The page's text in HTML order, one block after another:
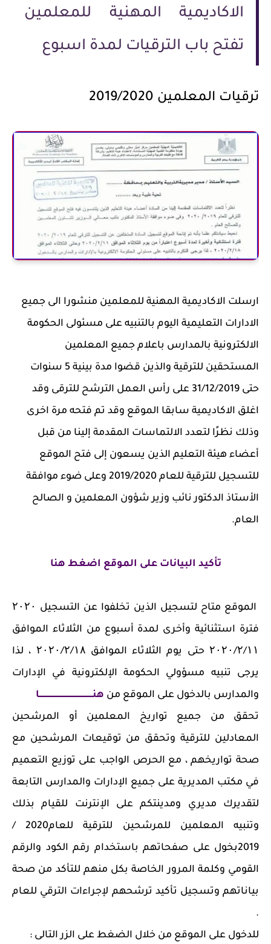
الاكاديمية المهنية للمعلمين
تفتح باب الترقيات لمدة اسبوع
ترقيات المعلمين 2019/2020
ارسلت الاكاديمية المهنية للمعلمين منشورا الى جميع
الادارات التعليمية اليوم بالتنبيه على مسئولى الحكومة
الالكترونية بالمدارس باعلام جميع المعلمين
المستحقين للترقية والذين قضوا مدة بينية 5 سنوات
حتى 31/12/2019 على رأس العمل الترشح للترقى وقد
اغلق الاكاديمية سابقا الموقع وقد تم فتحه مرة اخرى
وذلك نظرًا لتعدد الالتماسات المقدمة إلينا من قبل
أعضاء هيئة التعليم الذين يسعون إلى فتح الموقع
للتسجيل للترقية للعام 2019/2020 وعلى ضوء موافقة
الأستاذ الدكتور نائب وزير شؤون المعلمين و الصالح
العام.
تأكيد البيانات على الموقع اضغط هنا
الموقع متاح لتسجيل الذين تخلفوا عن التسجيل ۲۰۲۰
فترة استثنائية وأخرى لمدة أسبوع من الثلاثاء الموافق
۲۰۲۰/۲/۱۱ حتى يوم الثلاثاء الموافق ۲۰۲۰/۲/۱۸ ، لذا
يرجى تنبيه مسؤولي الحكومة الإلكترونية في الإدارات
والمدارس بالدخول على الموقع من هنــــــــــــــــــــــــــــــــــــــــــــا
تحقق من جميع تواريخ المعلمين أو المرشحين
المعادلين للترقية وتحقق من توقيعات المرشحين مع
صحة تواريخهم ، مع الحرص الواجب على توزيع التعميم
في مكتب المديرية على جميع الإدارات والمدارس التابعة
لتقديرك مديري ومدينتكم على الإنترنت للقيام بذلك
وتنبيه المعلمين للمرشحين للترقية للعام2020 /
2019بخول على صفحاتهم باستخدام رقم الكود والرقم
القومي وكلمة المرور الخاصة بكل منهم للتأكد من صحة
بياناتهم وتسجيل تأكيد ترشحهم لإجراءات الترقي للعام
.
للدخول على الموقع من خلال الضغط على الزر التالى :